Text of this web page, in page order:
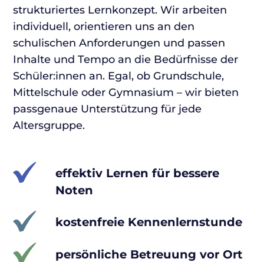
strukturiertes Lernkonzept. Wir arbeiten
individuell, orientieren uns an den
schulischen Anforderungen und passen
Inhalte und Tempo an die Bedürfnisse der
Schüler:innen an. Egal, ob Grundschule,
Mittelschule oder Gymnasium – wir bieten
passgenaue Unterstützung für jede
Altersgruppe.
effektiv Lernen für bessere
Noten
kostenfreie Kennenlernstunde
persönliche Betreuung vor Ort